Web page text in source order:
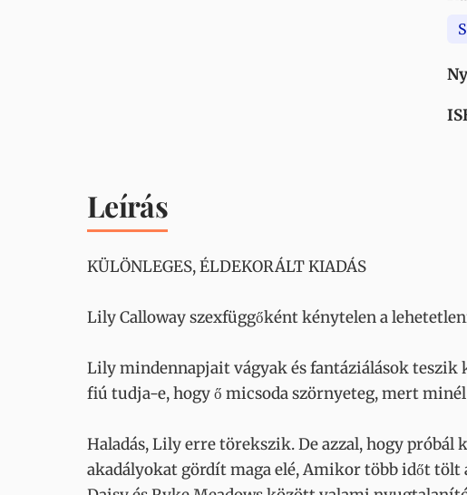
Leírás
KÜLÖNLEGES, ÉLDEKORÁLT KIADÁS
Lily Calloway szexfüggőként kénytelen a
Lily mindennapjait vágyak és fantáziálások teszik
fiú tudja-e, hogy ő micsoda szörnyeteg, mert
Haladás, Lily erre törekszik. De azzal, hogy próbál
akadályokat gördít maga elé, Amikor több időt tölt